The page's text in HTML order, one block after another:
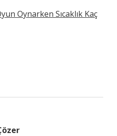
Oynarken Sıcaklık Kaç